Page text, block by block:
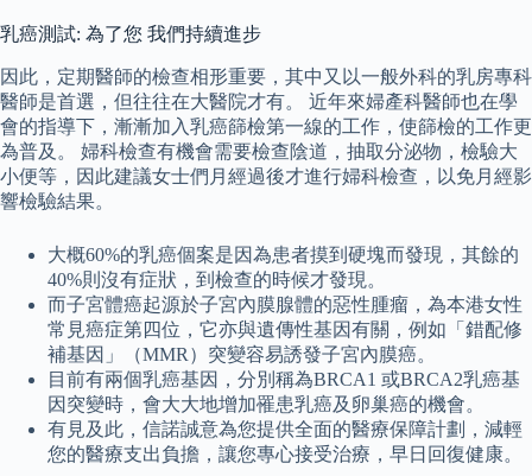
乳癌測試: 為了您 我們持續進步
因此，定期醫師的檢查相形重要，其中又以一般外科的乳房專科
醫師是首選，但往往在大醫院才有。 近年來婦產科醫師也在學
會的指導下，漸漸加入乳癌篩檢第一線的工作，使篩檢的工作更
為普及。 婦科檢查有機會需要檢查陰道，抽取分泌物，檢驗大
小便等，因此建議女士們月經過後才進行婦科檢查，以免月經影
響檢驗結果。
大概60%的乳癌個案是因為患者摸到硬塊而發現，其餘的
40%則沒有症狀，到檢查的時候才發現。
而子宮體癌起源於子宮內膜腺體的惡性腫瘤，為本港女性
常見癌症第四位，它亦與遺傳性基因有關，例如「錯配修
補基因」（MMR）突變容易誘發子宮內膜癌。
目前有兩個乳癌基因，分別稱為BRCA1 或BRCA2乳癌基
因突變時，會大大地增加罹患乳癌及卵巢癌的機會。
有見及此，信諾誠意為您提供全面的醫療保障計劃，減輕
您的醫療支出負擔，讓您專心接受治療，早日回復健康。